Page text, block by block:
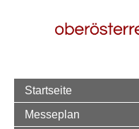
Startseite
Messeplan